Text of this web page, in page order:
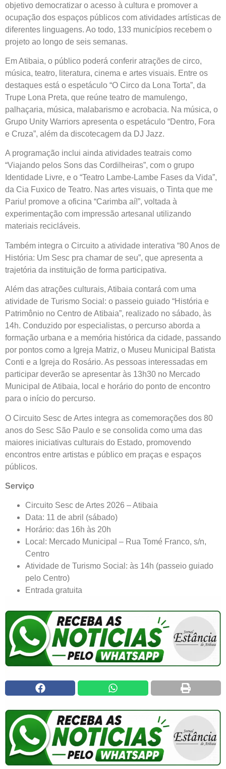
objetivo democratizar o acesso à cultura e promover a
ocupação dos espaços públicos com atividades artísticas de
diferentes linguagens. Ao todo, 133 municípios recebem o
projeto ao longo de seis semanas.
Em Atibaia, o público poderá conferir atrações de circo,
música, teatro, literatura, cinema e artes visuais. Entre os
destaques está o espetáculo “O Circo da Lona Torta”, da
Trupe Lona Preta, que reúne teatro de mamulengo,
palhaçaria, música, malabarismo e acrobacia. Na música, o
Grupo Unity Warriors apresenta o espetáculo “Dentro, Fora
e Cruza”, além da discotecagem da DJ Jazz.
A programação inclui ainda atividades teatrais como
“Viajando pelos Sons das Cordilheiras”, com o grupo
Identidade Livre, e o “Teatro Lambe-Lambe Fases da Vida”,
da Cia Fuxico de Teatro. Nas artes visuais, o Tinta que me
Pariu! promove a oficina “Carimba aí!”, voltada à
experimentação com impressão artesanal utilizando
materiais recicláveis.
Também integra o Circuito a atividade interativa “80 Anos de
História: Um Sesc pra chamar de seu”, que apresenta a
trajetória da instituição de forma participativa.
Além das atrações culturais, Atibaia contará com uma
atividade de Turismo Social: o passeio guiado “História e
Patrimônio no Centro de Atibaia”, realizado no sábado, às
14h. Conduzido por especialistas, o percurso aborda a
formação urbana e a memória histórica da cidade, passando
por pontos como a Igreja Matriz, o Museu Municipal Batista
Conti e a Igreja do Rosário. As pessoas interessadas em
participar deverão se apresentar às 13h30 no Mercado
Municipal de Atibaia, local e horário do ponto de encontro
para o início do percurso.
O Circuito Sesc de Artes integra as comemorações dos 80
anos do Sesc São Paulo e se consolida como uma das
maiores iniciativas culturais do Estado, promovendo
encontros entre artistas e público em praças e espaços
públicos.
Serviço
Circuito Sesc de Artes 2026 – Atibaia
Data: 11 de abril (sábado)
Horário: das 16h às 20h
Local: Mercado Municipal – Rua Tomé Franco, s/n,
Centro
Atividade de Turismo Social: às 14h (passeio guiado
pelo Centro)
Entrada gratuita